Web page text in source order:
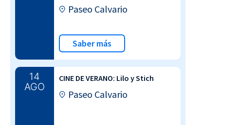
Paseo Calvario
Saber más
14
AGO
CINE DE VERANO: Lilo y Stich
Paseo Calvario